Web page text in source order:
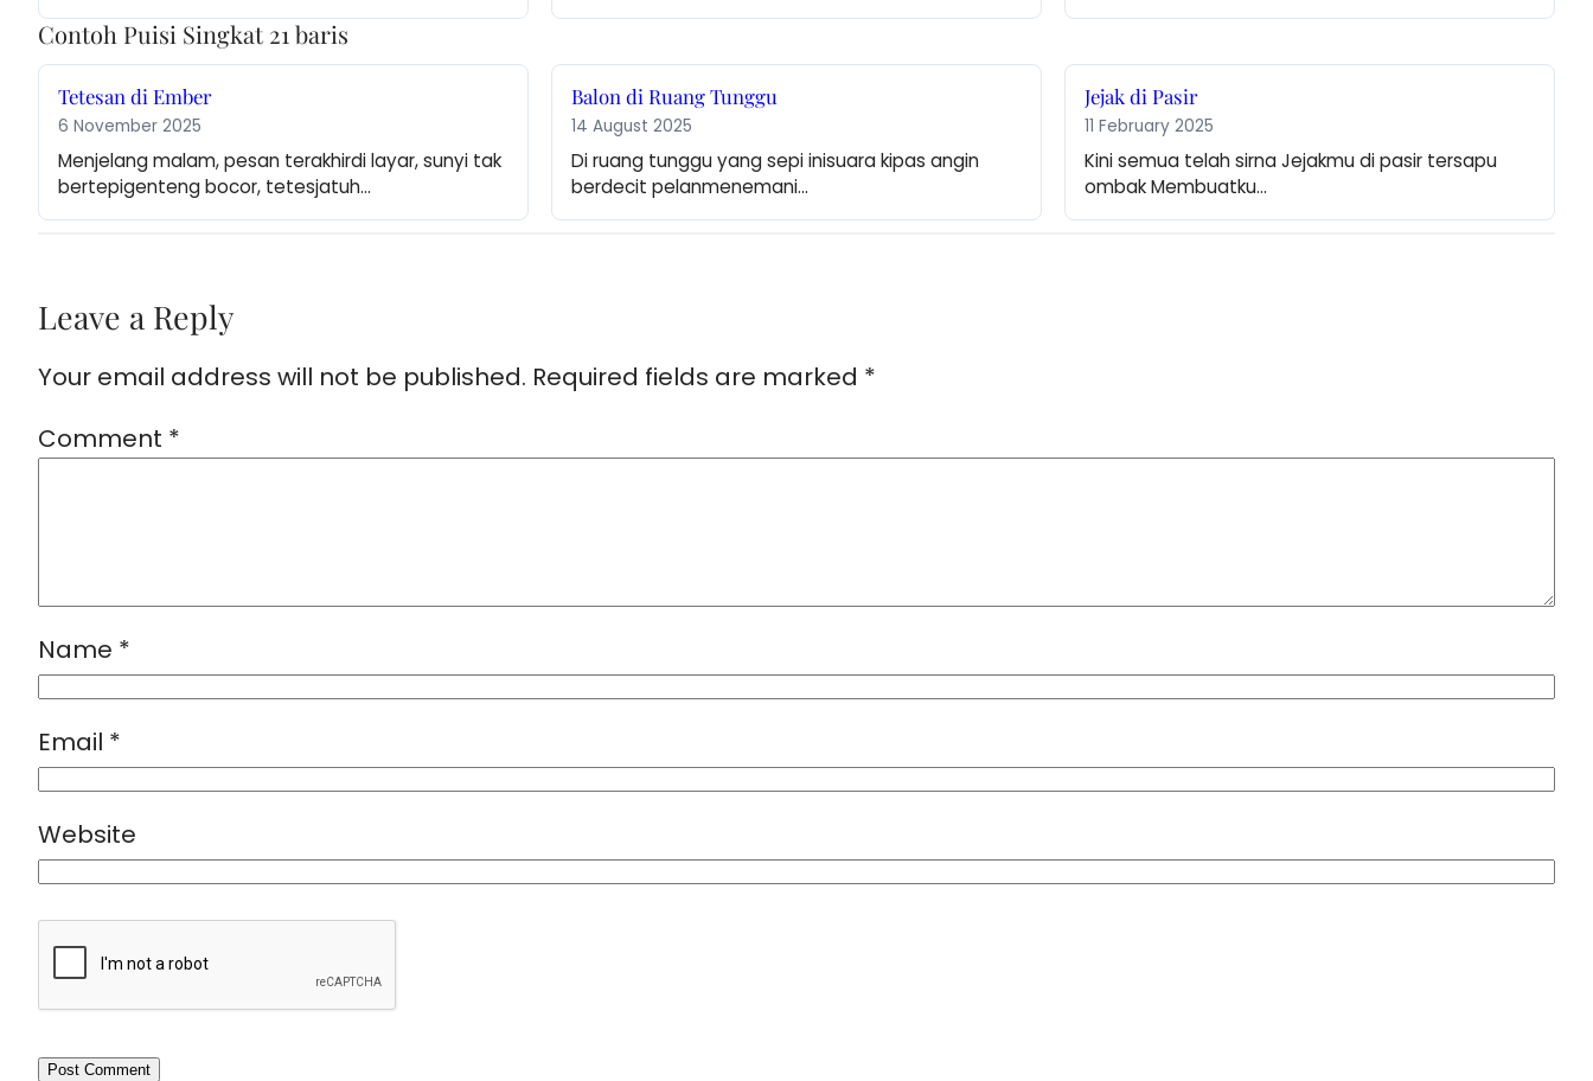
Contoh Puisi Singkat 21 baris
Tetesan di Ember
6 November 2025
Menjelang malam, pesan terakhirdi layar, sunyi tak
bertepigenteng bocor, tetesjatuh…
Balon di Ruang Tunggu
14 August 2025
Di ruang tunggu yang sepi inisuara kipas angin
berdecit pelanmenemani…
Jejak di Pasir
11 February 2025
Kini semua telah sirna Jejakmu di pasir tersapu
ombak Membuatku…
Leave a Reply
Your email address will not be published. Required fields are marked *
Comment *
Name *
Email *
Website